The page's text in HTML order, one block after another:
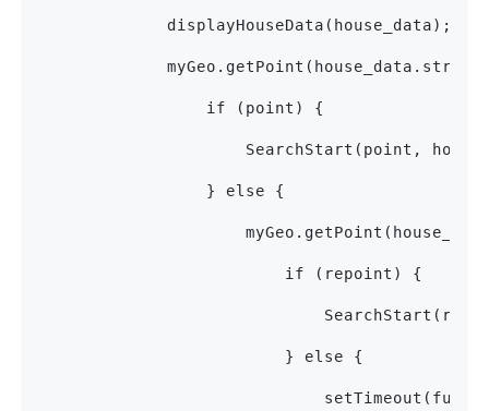
displayHouseData(house_data);
if (point) {
SearchStart(point,
} else {
if (repoint) {
                         } else {